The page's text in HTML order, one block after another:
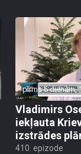
pirms 6 dienām,
Vladimirs
iekļauta
izstrādes
410. epizode